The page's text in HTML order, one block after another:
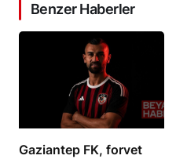
Benzer Haberler
Gaziantep FK, forvet